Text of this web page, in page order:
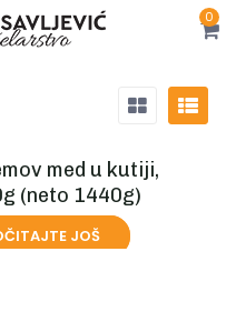
0
med u kutiji,
(neto 1440g)
JOŠ